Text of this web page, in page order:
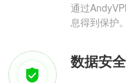
通过
息得到保护。
数据安全